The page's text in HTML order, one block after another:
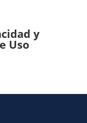
y
Uso